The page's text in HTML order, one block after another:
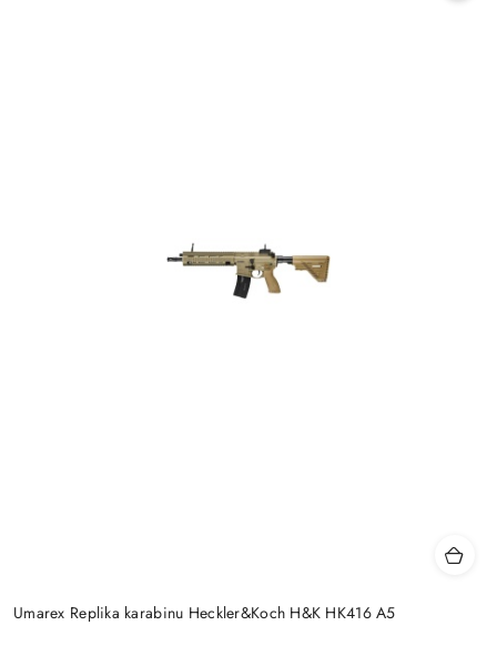
Umarex Replika karabinu Heckler&Koch H&K HK416 A5